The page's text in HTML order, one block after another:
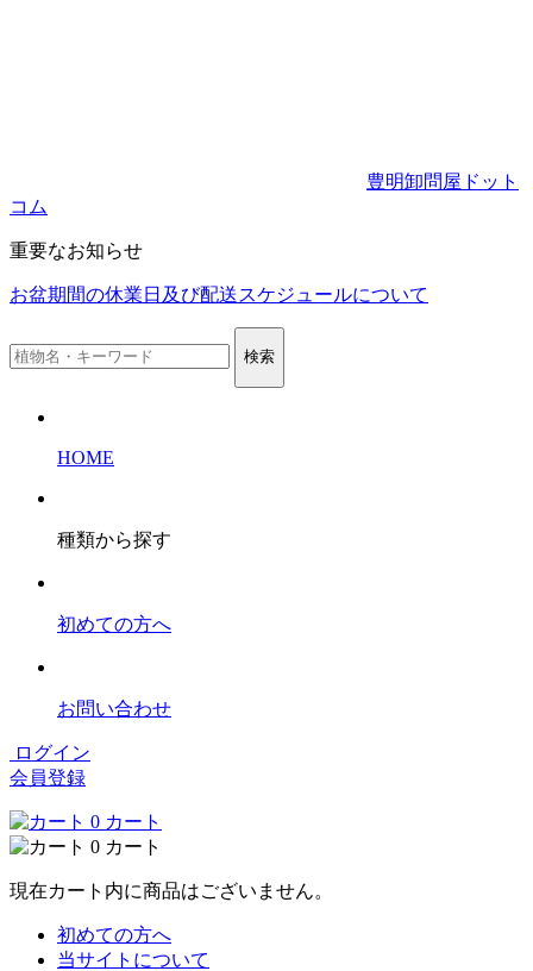
豊明卸問屋ドット
コム
重要なお知らせ
お盆期間の休業日及び配送スケジュールについて
検索
HOME
種類から探す
初めての方へ
お問い合わせ
ログイン
会員登録
0 カート
0 カート
現在カート内に商品はございません。
初めての方へ
当サイトについて